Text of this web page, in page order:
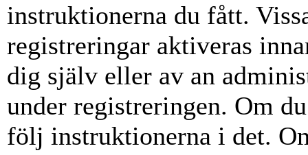
instruktionerna du fått.
registreringar aktiveras
dig själv eller av an
under registreringen. Om
följ instruktionerna i det.